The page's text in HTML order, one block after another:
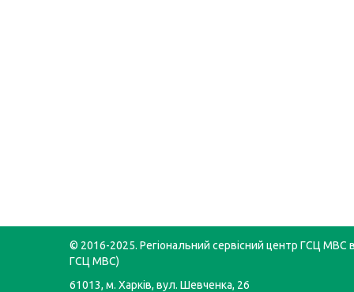
© 2016-2025. Регіональний сервісний центр ГСЦ МВС в
ГСЦ МВС)
61013, м. Харків, вул. Шевченка, 26